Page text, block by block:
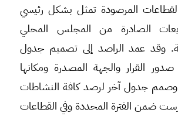
المرصودة تمثل بشكل رئيسي
الصادرة من المجلس المحلي
وقد عمد الراصد إلى تصميم جدول
القرار والجهة المصدرة ومكانها
وصمم جدول آخر لرصد كافة النشاطات
ضمن الفترة المحددة وفي القطاعات